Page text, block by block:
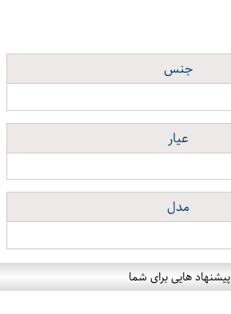
جنس
عیار
مدل
پیشنهاد هایی برای شما